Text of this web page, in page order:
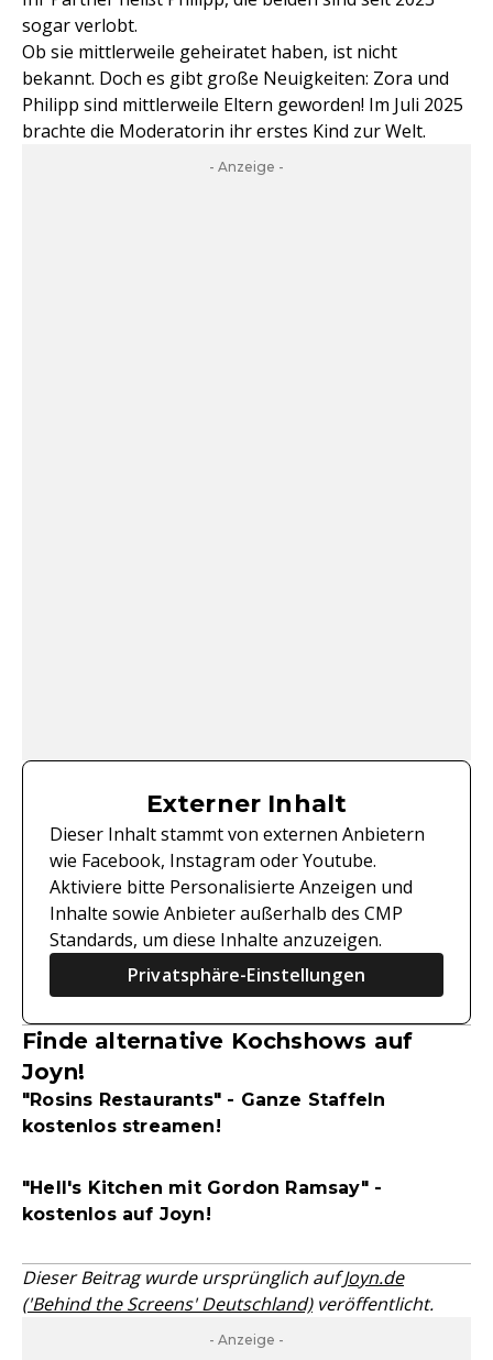
sogar verlobt.
Ob sie mittlerweile geheiratet haben, ist nicht
bekannt. Doch es gibt große Neuigkeiten: Zora und
Philipp sind mittlerweile Eltern geworden! Im Juli 2025
brachte die Moderatorin ihr erstes Kind zur Welt.
- Anzeige -
Externer Inhalt
Dieser Inhalt stammt von externen Anbietern
wie Facebook, Instagram oder Youtube.
Aktiviere bitte Personalisierte Anzeigen und
Inhalte sowie Anbieter außerhalb des CMP
Standards, um diese Inhalte anzuzeigen.
Privatsphäre-Einstellungen
Finde alternative Kochshows auf
Joyn!
"Rosins Restaurants" - Ganze Staffeln
kostenlos streamen!
"Hell's Kitchen mit Gordon Ramsay" -
kostenlos auf Joyn!
Dieser Beitrag wurde ursprünglich aufJoyn.de
('Behind the Screens' Deutschland)veröffentlicht.
- Anzeige -